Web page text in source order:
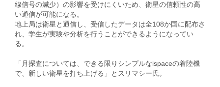
線信号の減少）の影響を受けにくいため、衛星の信頼性の高
い通信が可能になる。
地上局は衛星と通信し、受信したデータは全108か国に配布さ
れ、学生が実験や分析を行うことができるようになってい
る。
「月探査については、できる限りシンプルなispaceの着陸機
で、新しい衛星を打ち上げる」とスリマシー氏。